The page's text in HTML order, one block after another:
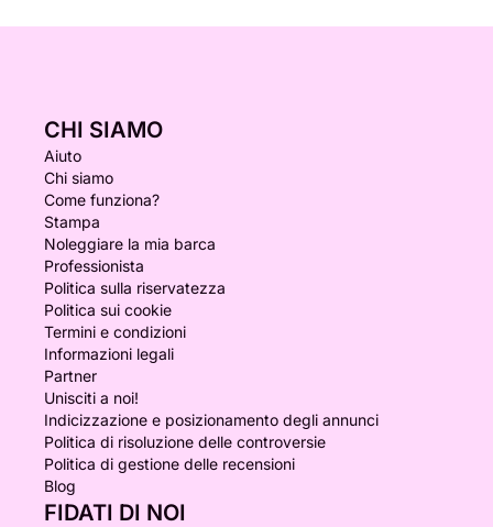
CHI SIAMO
Aiuto
Chi siamo
Come funziona?
Stampa
Noleggiare la mia barca
Professionista
Politica sulla riservatezza
Politica sui cookie
Termini e condizioni
Informazioni legali
Partner
Unisciti a noi!
Indicizzazione e posizionamento degli annunci
Politica di risoluzione delle controversie
Politica di gestione delle recensioni
Blog
FIDATI DI NOI